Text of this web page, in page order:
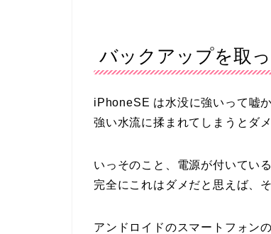
バックアップを取
iPhoneSE は水没に強いって嘘
強い水流に揉まれてしまうとダメ
いっそのこと、電源が付いてい
完全にこれはダメだと思えば、
アンドロイドのスマートフォン